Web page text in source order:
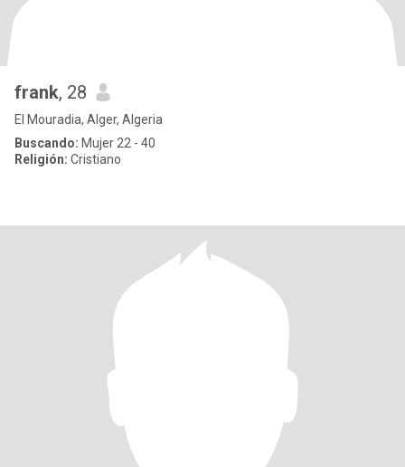
frank, 28
El Mouradia, Alger, Algeria
Buscando: Mujer 22 - 40
Religión: Cristiano